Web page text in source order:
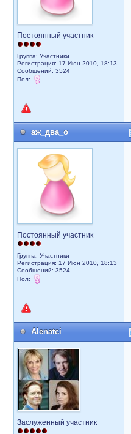
Постоянный участник
Группа: Участники
Регистрация: 17 Июн 2010, 18:13
Сообщений: 3524
Пол:
аж_два_о
Постоянный участник
Группа: Участники
Регистрация: 17 Июн 2010, 18:13
Сообщений: 3524
Пол:
Alenatci
Заслуженный участник